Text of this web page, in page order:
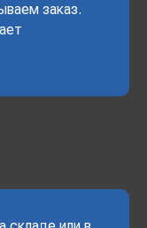
заказ.